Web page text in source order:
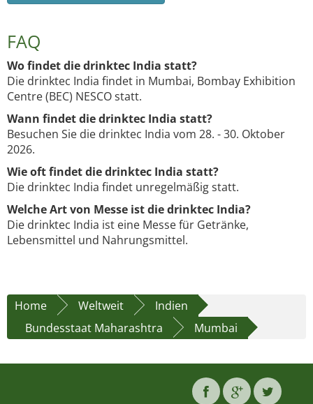
FAQ
Wo findet die drinktec India statt?
Die drinktec India findet in Mumbai, Bombay Exhibition
Centre (BEC) NESCO statt.
Wann findet die drinktec India statt?
Besuchen Sie die drinktec India vom 28. - 30. Oktober
2026.
Wie oft findet die drinktec India statt?
Die drinktec India findet unregelmäßig statt.
Welche Art von Messe ist die drinktec India?
Die drinktec India ist eine Messe für Getränke,
Lebensmittel und Nahrungsmittel.
Home Weltweit
Indien
Bundesstaat Maharashtra
Mumbai